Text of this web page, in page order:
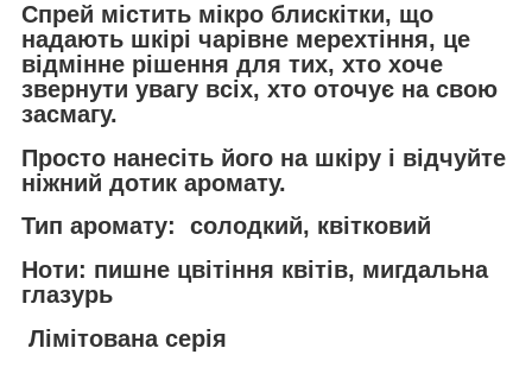
Спрей містить мікро блискітки, що
надають шкірі чарівне мерехтіння, це
відмінне рішення для тих, хто хоче
звернути увагу всіх, хто оточує на свою
засмагу.
Просто нанесіть його на шкіру і відчуйте
ніжний дотик аромату.
Тип аромату: солодкий, квітковий
Ноти: пишне цвітіння квітів, мигдальна
глазурь
Лімітована серія